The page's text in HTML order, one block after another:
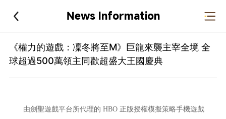
News Information
《權力的遊戲：凜冬將至M》巨龍來襲主宰全境 全
球超過500萬領主同歡超盛大王國慶典
由劍聖遊戲平台所代理的 HBO 正版授權模擬策略手機遊戲